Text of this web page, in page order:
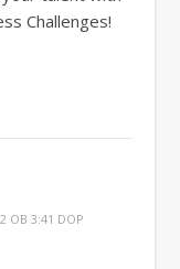
Challenges!
OB 3:41 DOP